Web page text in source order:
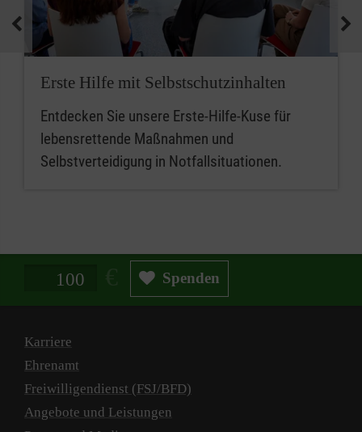
medizinische Geräte und koordinieren
Notfallmaßnahmen.
Zusammenfassend sind betriebliche
Ansprechpersonen für Erste Hilfe, während
Mitarbeitende im betrieblichen Sanitätsdienst
eine erweiterte Rolle bei der medizinischen
Erste Hilfe mit Selbstschutzinhalten
Entdecken Sie unsere Erste-Hilfe-Kuse für
lebensrettende Maßnahmen und
Selbstverteidigung in Notfallsituationen.
Spendenbetrag in Euro Spenden
Karriere
Ehrenamt
Freiwilligendienst (FSJ/BFD)
Angebote und Leistungen